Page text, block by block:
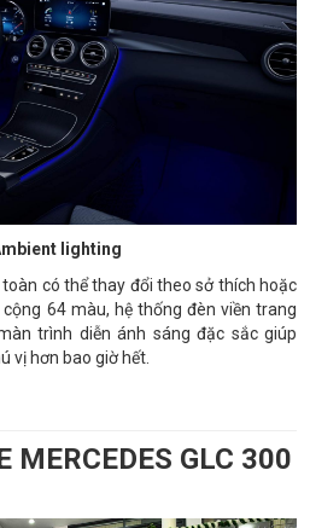
lighting
có thể thay đổi theo sở thích hoặc
64 màu, hệ thống đèn viền trang
trình diễn ánh sáng đặc sắc giúp
vị hơn bao giờ hết.
MERCEDES GLC 300